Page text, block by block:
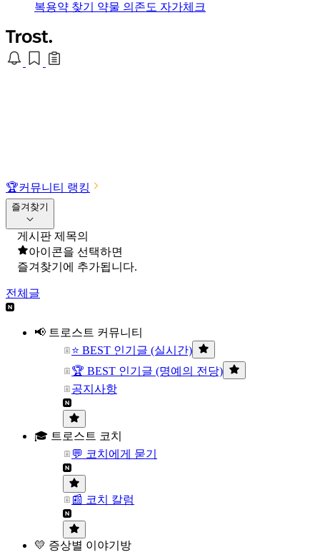
복용약 찾기 약물 의존도 자가체크
🏆커뮤니티 랭킹
즐겨찾기
게시판 제목의
아이콘을 선택하면
즐겨찾기에 추가됩니다.
전체글
📢 트로스트 커뮤니티
⭐ BEST 인기글 (실시간)
🏆 BEST 인기글 (명예의 전당)
공지사항
🎓 트로스트 코치
💬 코치에게 묻기
📰 코치 칼럼
💛 증상별 이야기방